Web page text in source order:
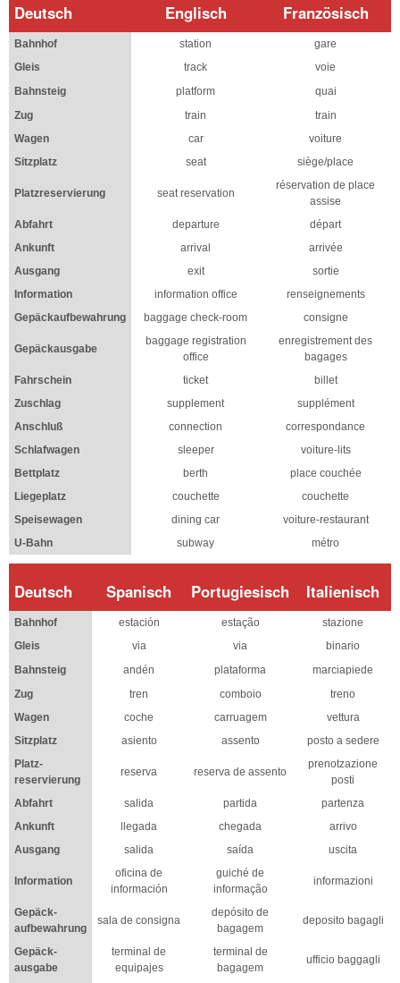
Deutsch Englisch Französisch
Bahnhof station
gare
Gleis
track
voie
Bahnsteig
platform
quai
Zug
train
train
Wagen
car
voiture
Sitzplatz
seat siège/place
Platzreservierung seat reservation
réservation de place
assise
Abfahrt
departure
départ
Ankunft
arrival
arrivée
Ausgang
exit
sortie
Information
information office
renseignements
Gepäckaufbewahrung
baggage check-room consigne
Gepäckausgabe
baggage registration
office
enregistrement des
bagages
Fahrschein
ticket
billet
Zuschlag
supplement
supplément
Anschluß
connection
correspondance
Schlafwagen
sleeper
voiture-lits
Bettplatz
berth
place couchée
Liegeplatz
couchette
couchette
Speisewagen
dining car
voiture-restaurant
U-Bahn
subway métro
Deutsch Spanisch Portugiesisch Italienisch
Bahnhof estación estação
stazione
Gleis
via via
binario
Bahnsteig
andén plataforma
marciapiede
Zug
tren comboio
treno
Wagen
coche carruagem
vettura
Sitzplatz
asiento assento
posto a sedere
Platz-
reservierung
reserva reserva de assento
prenotzazione
posti
Abfahrt
salida partida
partenza
Ankunft
llegada chegada
arrivo
Ausgang
salida saída uscita
Information
oficina de
información
guiché de
informação
informazioni
Gepäck-
aufbewahrung
sala de consigna
depósito de
bagagem
deposito bagagli
Gepäck-
ausgabe
terminal de
equipajes
terminal de
bagagem
ufficio baggagli